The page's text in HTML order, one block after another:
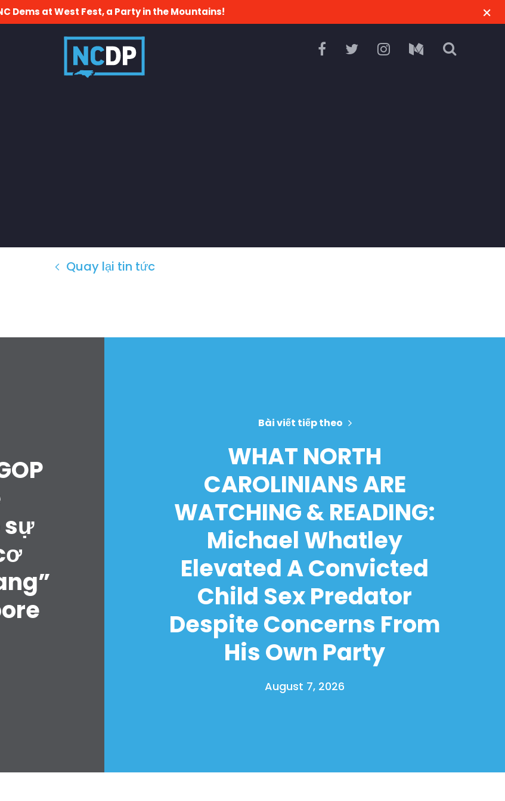
Dems at West Fest, a Party in the Mountains!
Quay lại tin tức
sự
Bài viết tiếp theo
WHAT NORTH
CAROLINIANS ARE
WATCHING & READING:
Michael Whatley
Elevated A Convicted
Child Sex Predator
Despite Concerns From
His Own Party
August 7, 2026